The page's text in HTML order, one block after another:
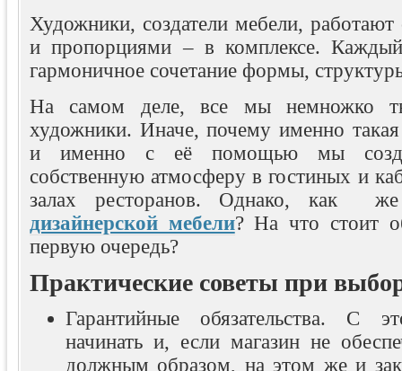
Художники, создатели мебели,
и пропорциями – в комплексе.
гармоничное сочетание формы,
На самом деле, все мы немножко
художники. Иначе, почему именно такая
и именно с её помощью мы
собственную атмосферу в гостиных и
залах ресторанов. Однако, как
дизайнерской мебели? На что стоит
первую очередь?
Практические советы при
Гарантийные обязательства. С
начинать и, если магазин не
должным образом, на этом же и